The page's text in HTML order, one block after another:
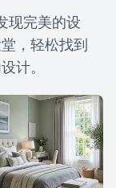
现完美的设
，轻松找到
计。